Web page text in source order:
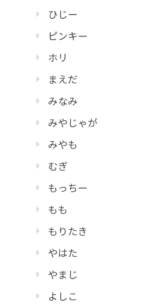
ひじー
ピンキー
ホリ
まえだ
みなみ
みやじゃが
みやも
むぎ
もっちー
もも
もりたき
やはた
やまじ
よしこ